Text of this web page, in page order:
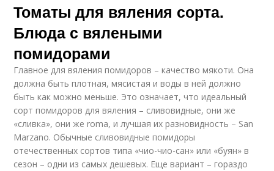
Томаты для вяления сорта.
Блюда с вялеными
помидорами
Главное для вяления помидоров – качество мякоти. Она
должна быть плотная, мясистая и воды в ней должно
быть как можно меньше. Это означает, что идеальный
сорт помидоров для вяления – сливовидные, они же
«сливка», они же roma, и лучшая их разновидность – San
Marzano. Обычные сливовидные помидоры
отечественных сортов типа «чио-чио-сан» или «буян» в
сезон – одни из самых дешевых. Еще вариант – гораздо